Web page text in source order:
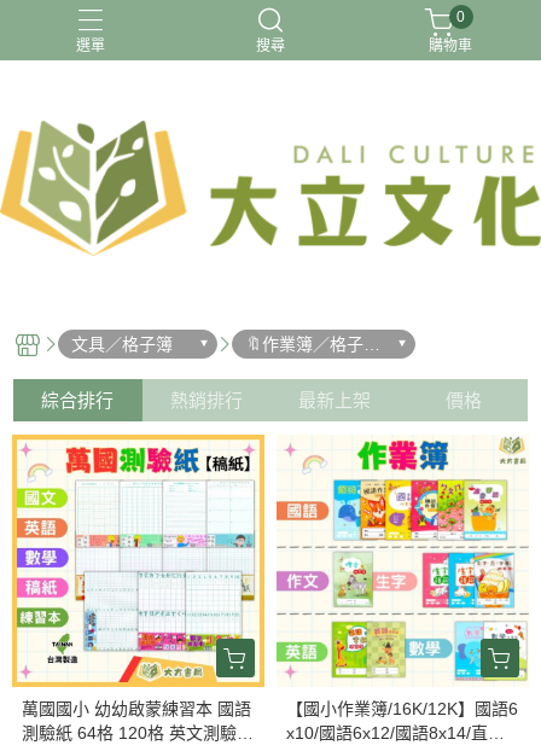
選單 搜尋
【國小】115上最新版
【預購】115上 國小
116年國中會考
升小一先修 暑假先修
0
購物車
文具／格子簿
🔖作業簿／格子簿
／筆記本
綜合排行 熱銷排行 最新上架 價格
萬國國小 幼幼啟蒙練習本 國語
測驗紙 64格 120格 英文測驗紙
【國小作業簿/16K/12K】國語6
x10/國語6x12/國語8x14/直行/